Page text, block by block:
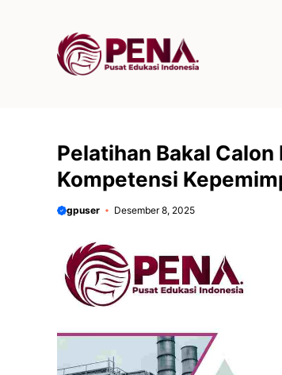
Pelatihan Bakal
Kompetensi
gpuser Desember 8, 2025